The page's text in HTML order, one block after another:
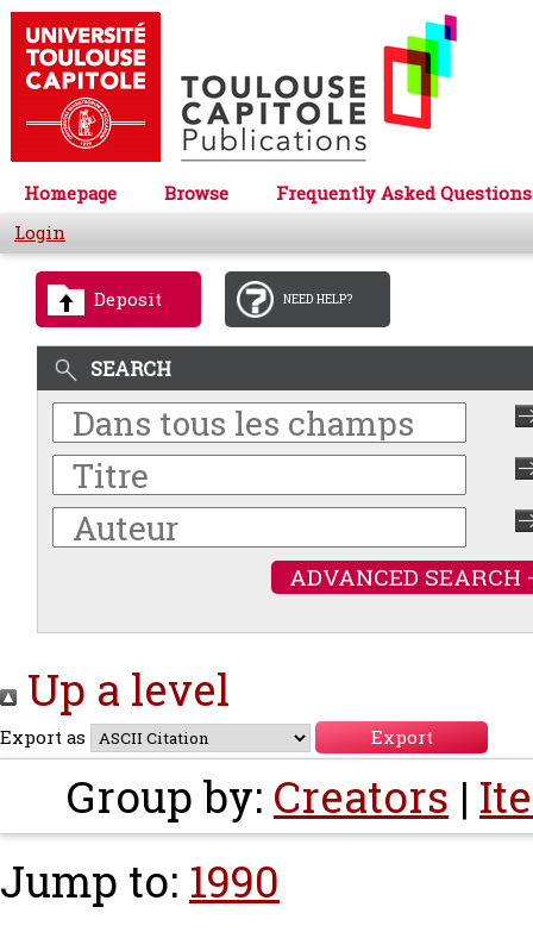
Homepage Browse
Frequently Asked Questions
Login
Deposit NEED HELP?
SEARCH
ADVANCED SEARCH
Up a level
Export as
Group by: Creators |
Jump to: 1990